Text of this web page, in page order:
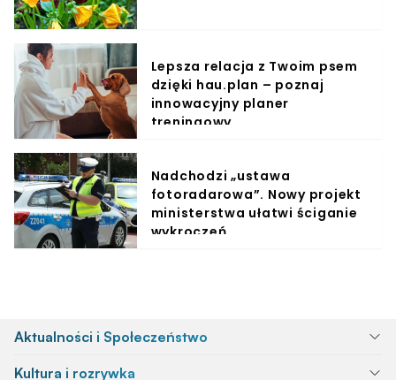
Lepsza relacja z Twoim psem
dzięki hau.plan – poznaj
innowacyjny planer
treningowy
Nadchodzi „ustawa
fotoradarowa”. Nowy projekt
ministerstwa ułatwi ściganie
wykroczeń
Aktualności i Społeczeństwo
Kultura i rozrywka